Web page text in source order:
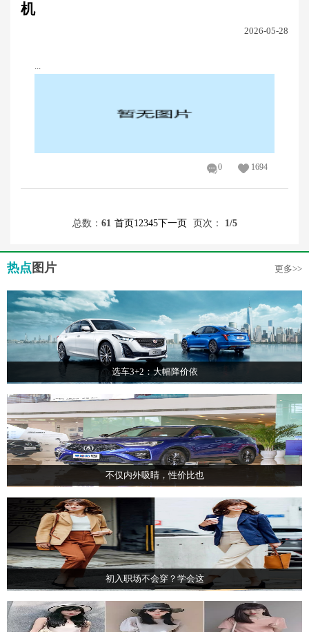
机
2026-05-28
...
0 1694
总数： 61 首页12345下一页 页次： 1/5
热点 图片 更多>>
选车3+2：大幅降价依
不仅内外吸睛，性价比也
初入职场不会穿？学会这